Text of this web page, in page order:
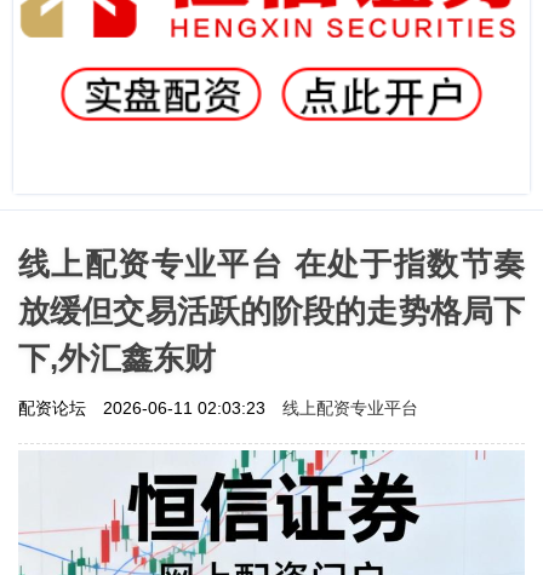
线上配资专业平台 在处于指数节奏
放缓但交易活跃的阶段的走势格局下
下,外汇鑫东财
配资论坛 2026-06-11 02:03:23 线上配资专业平台